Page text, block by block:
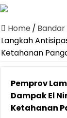
Home /
Langkah
Ketahanan
Pemprov
Dampak El
Ketahanan